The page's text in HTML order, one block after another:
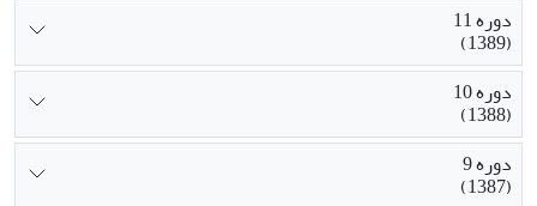
دوره 11
(1389)
دوره 10
(1388)
دوره 9
(1387)